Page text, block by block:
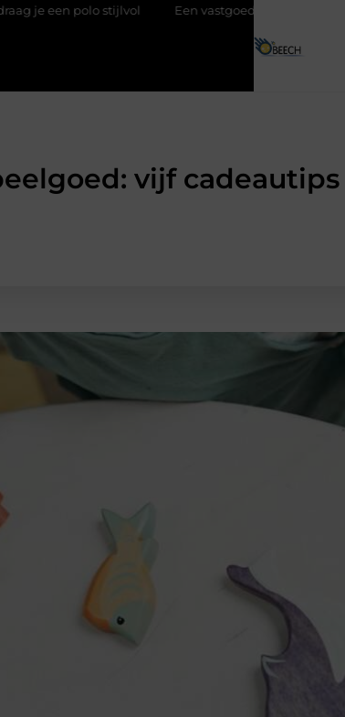
Een vastgoedcoach als start van een
vijf